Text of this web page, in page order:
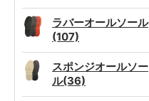
ラバーオールソール
(107)
スポンジオールソー
ル(36)